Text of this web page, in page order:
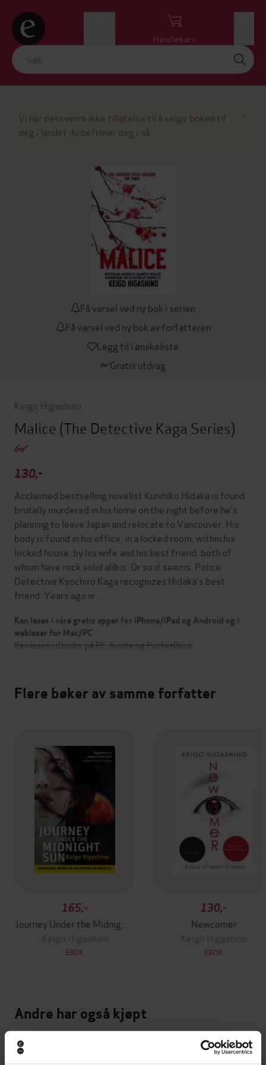
Handlekurv
Vi har dessverre ikke tillatelse til å selge boken til
deg i landet du befinner deg i nå.
Få varsel ved ny bok i serien
Få varsel ved ny bok av forfatteren
Legg til i ønskeliste
Gratis utdrag
Keigo Higashino
Malice (The Detective Kaga Series)
130,-
Acclaimed bestselling novelist Kunihiko Hidaka is found
brutally murdered in his home on the night before he's
planning to leave Japan and relocate to Vancouver. His
body is found in his office, in a locked room, within his
locked house, by his wife and his best friend, both of
whom have rock solid alibis. Or so it seems. Police
Detective Kyochiro Kaga recognizes Hidaka's best
friend. Years ago w…
Kan leses i våre gratis apper for iPhone/iPad og Android og i
webleser for Mac/PC
Kan leses i iBooks, på PC, Kindle og PocketBook
Flere bøker av samme forfatter
165,-
Keigo Higashino
EBOK
130,-
Newcomer
Keigo Higashino
EBOK
Andre har også kjøpt
Kommer 19. august